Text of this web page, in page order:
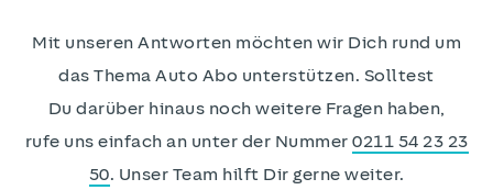
Mit unseren Antworten möchten wir Dich rund um
das Thema Auto Abo unterstützen. Solltest
Du darüber hinaus noch weitere Fragen haben,
rufe uns einfach an unter der Nummer 0211 54 23 23
50. Unser Team hilft Dir gerne weiter.